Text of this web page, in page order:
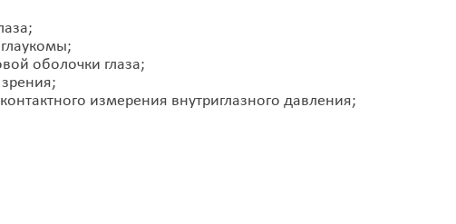
оболочки глаза;
измерения внутриглазного давления;